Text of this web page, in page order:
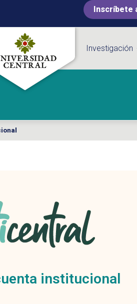
Inscríbete
Investigación
institucional